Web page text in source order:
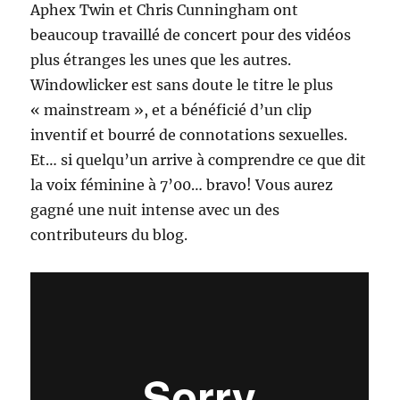
Aphex Twin et Chris Cunningham ont
beaucoup travaillé de concert pour des vidéos
plus étranges les unes que les autres.
Windowlicker est sans doute le titre le plus
« mainstream », et a bénéficié d’un clip
inventif et bourré de connotations sexuelles.
Et… si quelqu’un arrive à comprendre ce que dit
la voix féminine à 7’00… bravo! Vous aurez
gagné une nuit intense avec un des
contributeurs du blog.